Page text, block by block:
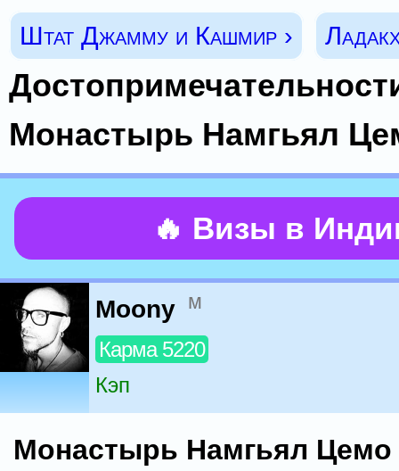
Штат Джамму и Кашмир ›
Монастырь Намгьял
🔥 Визы в
Moony м
Карма 5220
Кэп
Монастырь Намгьял Цемо